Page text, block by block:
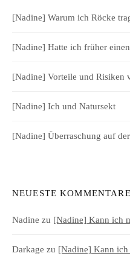
[Nadine] Warum ich Röcke
[Nadine] Hatte ich früher
[Nadine] Vorteile und Risiken
[Nadine] Ich und Natursekt
[Nadine] Überraschung auf
NEUESTE KOMMENTARE
Nadine zu [Nadine] Kann ich
Darkage zu [Nadine] Kann